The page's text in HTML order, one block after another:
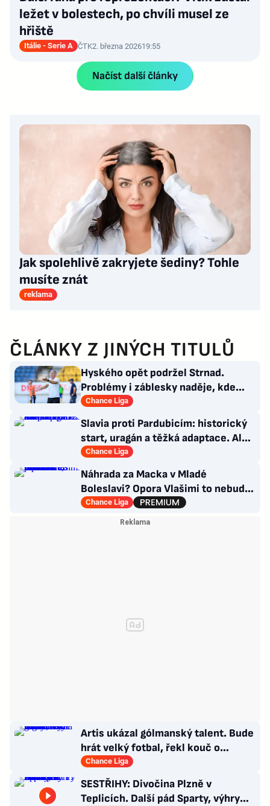
ležet v bolestech, po chvíli musel ze
hřiště
Itálie - Serie A ČTK2. března 202619:55
Načíst další články
Jak spolehlivě zakryjete šediny? Tohle
musíte znát
reklama
ČLÁNKY Z JINÝCH TITULŮ
Hyského opět podržel Strnad.
Problémy i záblesky naděje, kde
hledat pozitiva?
Chance Liga
Slavia proti Pardubicím: historický
start, uragán a těžká adaptace. Ale i
smutná událost
Chance Liga
Náhrada za Macka v Mladé
Boleslavi? Opora Vlašimi to nebude,
přichází záložník Baníku
Chance Liga
Artis ukázal gólmanský talent. Bude
hrát velký fotbal, řekl kouč o
Kašíkovi. Body ale má Sigma
Chance Liga
SESTŘIHY: Divočina Plzně v
Teplicích. Další pád Sparty, výhry